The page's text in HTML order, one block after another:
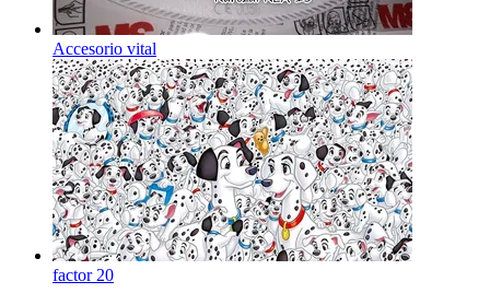
Accesorio vital
factor 20